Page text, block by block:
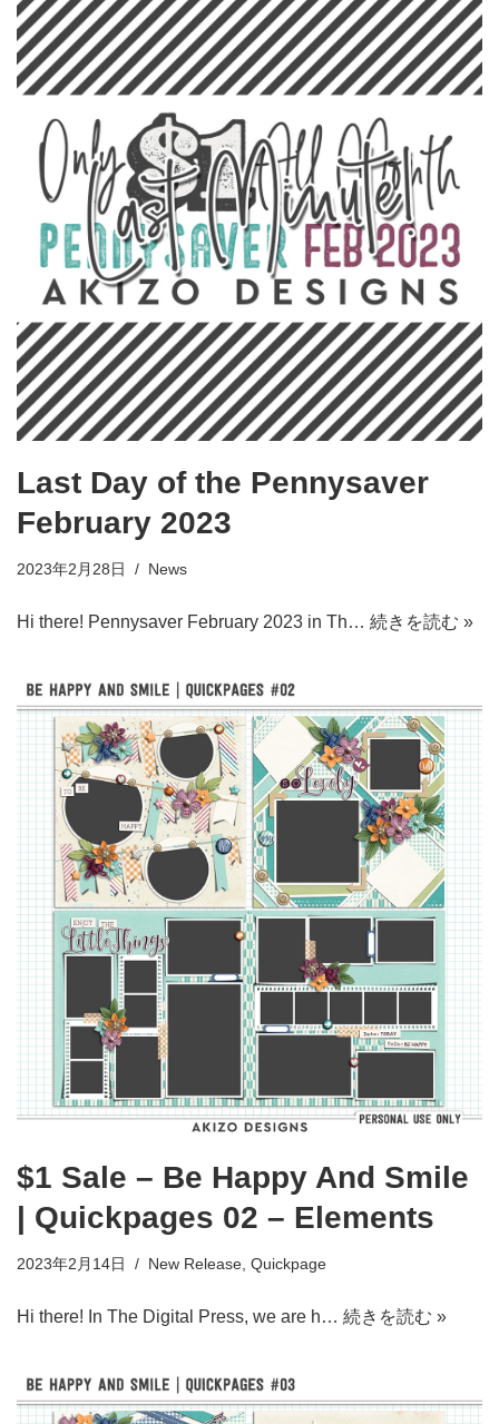
Last Day of the Pennysaver
February 2023
2023年2月28日 News
Hi there! Pennysaver February 2023 in Th… 続きを読む »
$1 Sale – Be Happy And Smile
| Quickpages 02 – Elements
2023年2月14日 New Release Quickpage
Hi there! In The Digital Press, we are h… 続きを読む »